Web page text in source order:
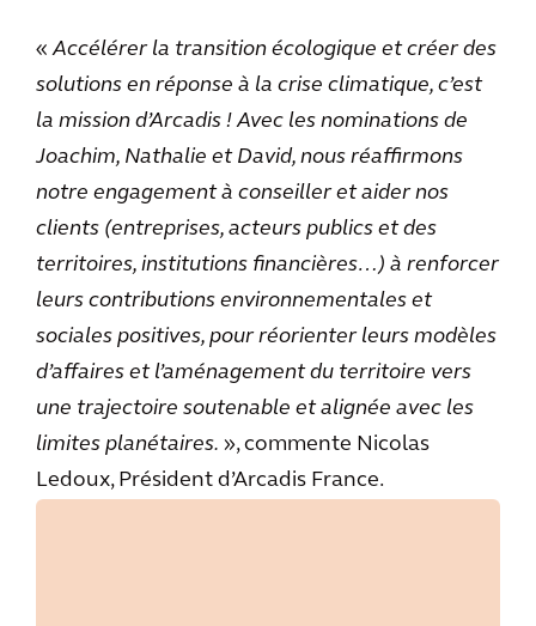
«Accélérer la transition écologique et créer des
solutions en réponse à la crise climatique, c’est
la mission d’Arcadis ! Avec les nominations de
Joachim, Nathalie et David, nous réaffirmons
notre engagement à conseiller et aider nos
clients (entreprises, acteurs publics et des
territoires, institutions financières…) à renforcer
leurs contributions environnementales et
sociales positives, pour réorienter leurs modèles
d’affaires et l’aménagement du territoire vers
une trajectoire soutenable et alignée avec les
limites planétaires. », commente Nicolas
Ledoux, Président d’Arcadis France.